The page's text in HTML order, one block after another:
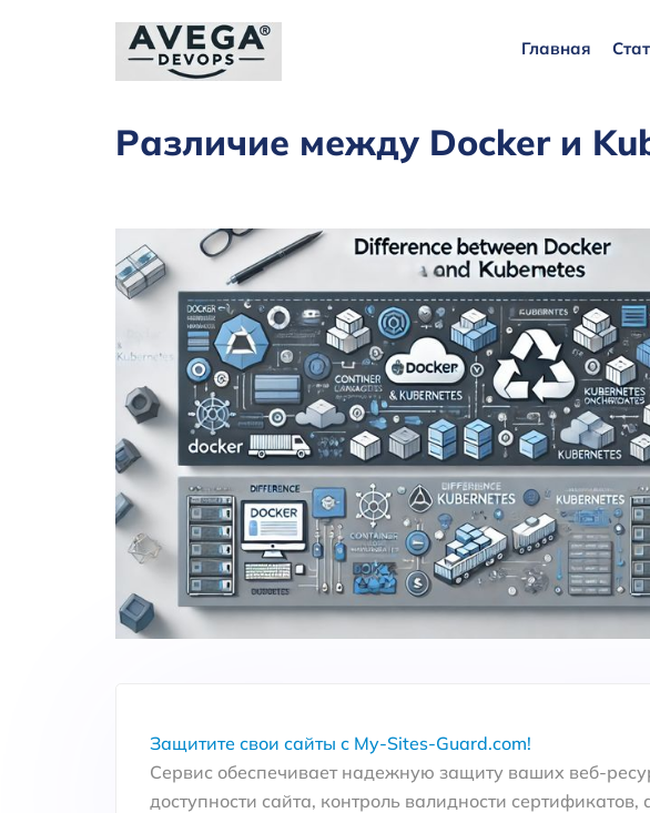
Главная
Различие между Docker и
Защитите свои сайты с My-Sites-Guard.com!
Сервис обеспечивает надежную защиту ваших веб-
доступности сайта, контроль валидности сертификатов,